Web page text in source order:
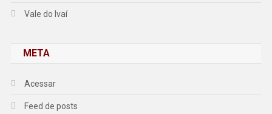
Vale do Ivaí
META
Acessar
Feed de posts